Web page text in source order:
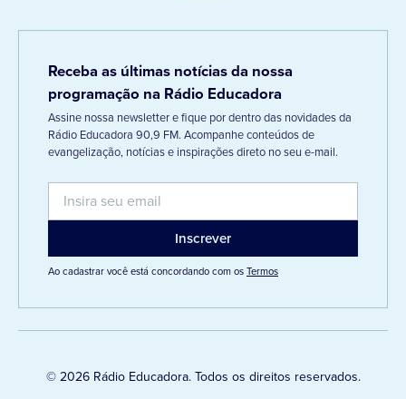
Receba as últimas notícias da nossa
programação na Rádio Educadora
Assine nossa newsletter e fique por dentro das novidades da
Rádio Educadora 90,9 FM. Acompanhe conteúdos de
evangelização, notícias e inspirações direto no seu e-mail.
Ao cadastrar você está concordando com osTermos
© 2026 Rádio Educadora. Todos os direitos reservados.